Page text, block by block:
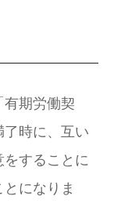
期労働契
時に、互い
することに
になりま